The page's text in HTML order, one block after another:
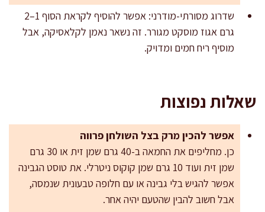
שדרוג מסורתי-מודרני: אפשר להוסיף לקראת הסוף 1–2
גרם אגוז מוסקט מגורר. זה נשאר נאמן לקלאסיקה, אבל
מוסיף ריח חמים ומדויק.
שאלות נפוצות
אפשר להכין מרק בצל השולחן פרווה
כן. מחליפים את החמאה ב-40 גרם שמן זית או 30 גרם
שמן זית ועוד 10 גרם שמן קוקוס ניטרלי. את טוסט הגבינה
אפשר להגיש בלי גבינה או עם חלופה טבעונית שנמסה,
אבל חשוב להבין שהטעם יהיה אחר.